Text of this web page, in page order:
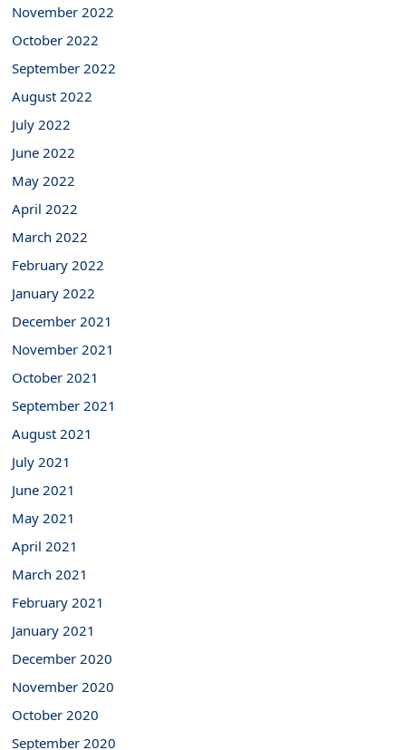
November 2022
October 2022
September 2022
August 2022
July 2022
June 2022
May 2022
April 2022
March 2022
February 2022
January 2022
December 2021
November 2021
October 2021
September 2021
August 2021
July 2021
June 2021
May 2021
April 2021
March 2021
February 2021
January 2021
December 2020
November 2020
October 2020
September 2020